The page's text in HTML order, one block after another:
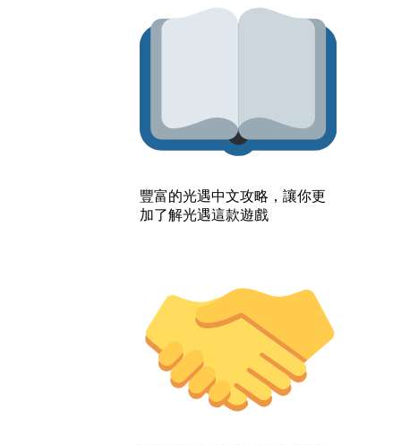
豐富的光遇中文攻略，讓你更
加了解光遇這款遊戲